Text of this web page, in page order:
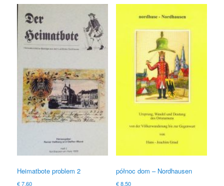
Heimatbote problem 2
€7.60
północ dom – Nordhausen
€8.50